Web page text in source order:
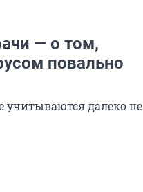
— о том,
повально
учитываются далеко не